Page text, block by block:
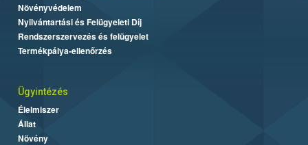
Növényvédelem
Nyilvántartási és Felügyeleti Díj
Rendszerszervezés és felügyelet
Termékpálya-ellenőrzés
Ügyintézés
Élelmiszer
Állat
Növény